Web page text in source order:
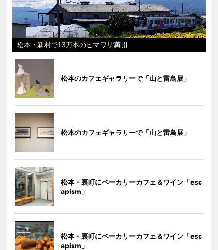
松本・新村で13万本のヒマワリ満開
松本のカフェギャラリーで「山と雷鳥展」
松本のカフェギャラリーで「山と雷鳥展」
松本・裏町にベーカリーカフェ＆ワイン「esc
apism」
松本・裏町にベーカリーカフェ＆ワイン「esc
apism」